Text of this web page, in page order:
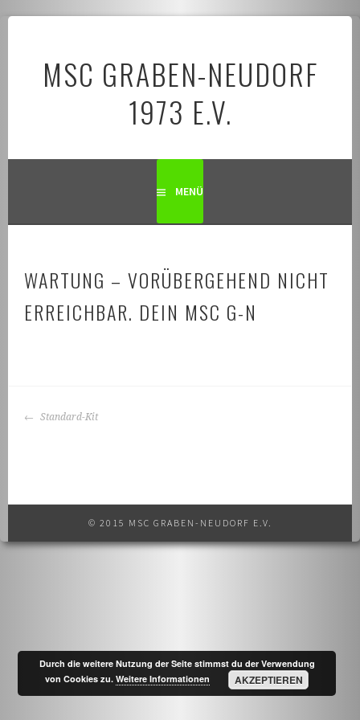
MSC GRABEN-NEUDORF
1973 E.V.
MENÜ
WARTUNG – VORÜBERGEHEND NICHT
ERREICHBAR. DEIN MSC G-N
BEITRAGS-
Standard-Kit
© 2015 MSC GRABEN-NEUDORF E.V.
Durch die weitere Nutzung der Seite stimmst du der Verwendung
von Cookies zu.Weitere Informationen AKZEPTIEREN